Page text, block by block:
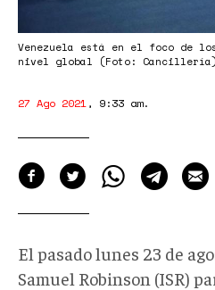
Venezuela está en el foco de
nivel global (Foto: Cancillería)
27 Ago 2021, 9:33 am.
El pasado lunes 23 de
Samuel Robinson (ISR)